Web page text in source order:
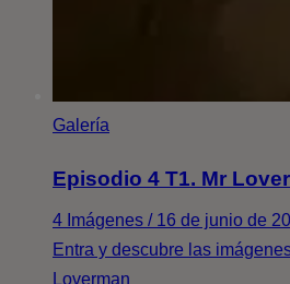
Galería
Episodio 4 T1. Mr
4 Imágenes / 16 de junio de
Entra y descubre las
Loverman